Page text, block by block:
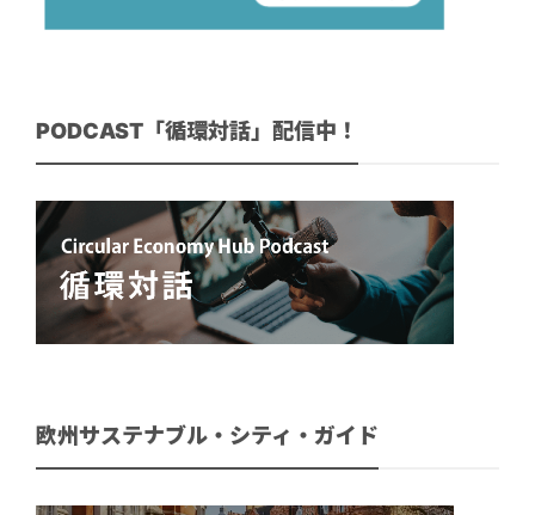
PODCAST「循環対話」配信中！
欧州サステナブル・シティ・ガイド